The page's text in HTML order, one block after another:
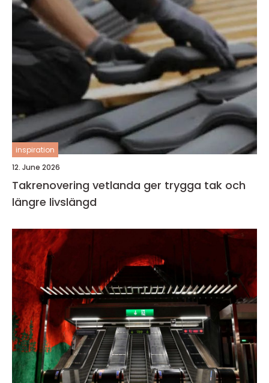
inspiration
12. June 2026
Takrenovering vetlanda ger trygga tak och
längre livslängd